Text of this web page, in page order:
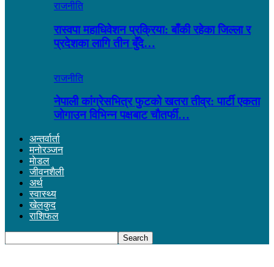
राजनीति
रास्वपा महाधिवेशन प्रक्रिया: बाँकी रहेका जिल्ला र
प्रदेशका लागि तीन बुँदे…
राजनीति
नेपाली कांग्रेसभित्र फुटको खतरा तीव्र: पार्टी एकता
जोगाउन विभिन्न पक्षबाट चौतर्फी…
अन्तर्वार्ता
मनोरञ्जन
माेडल
जीवनशैली
अर्थ
स्वास्थ्य
खेलकुद
राशिफल